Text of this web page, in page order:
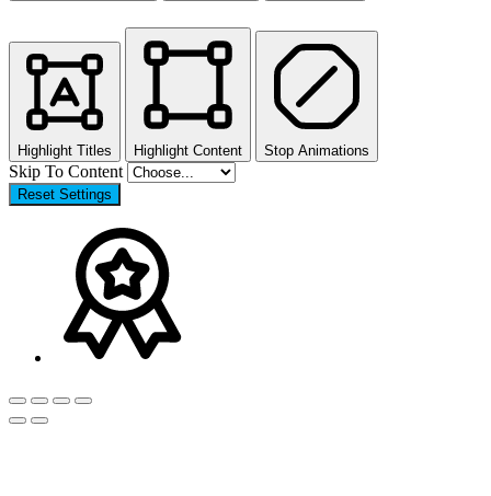
Highlight Titles Highlight Content Stop Animations
Skip To Content
Reset Settings